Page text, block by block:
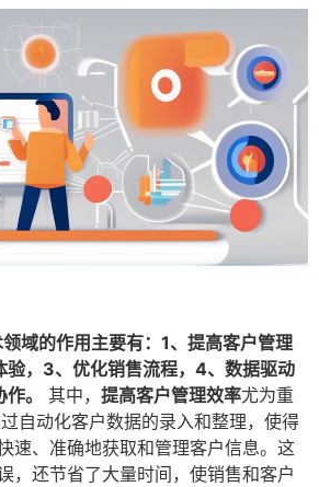
域的作用主要有：1、提高客户管理
验，3、优化销售流程，4、数据驱动
。
其中， 提高客户管理效率尤为重
自动化客户数据的录入和整理，使得
速、准确地获取和管理客户信息。这
，还节省了大量时间，使销售和客户